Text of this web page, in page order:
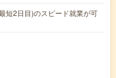
短2日目)のスピード就業が可